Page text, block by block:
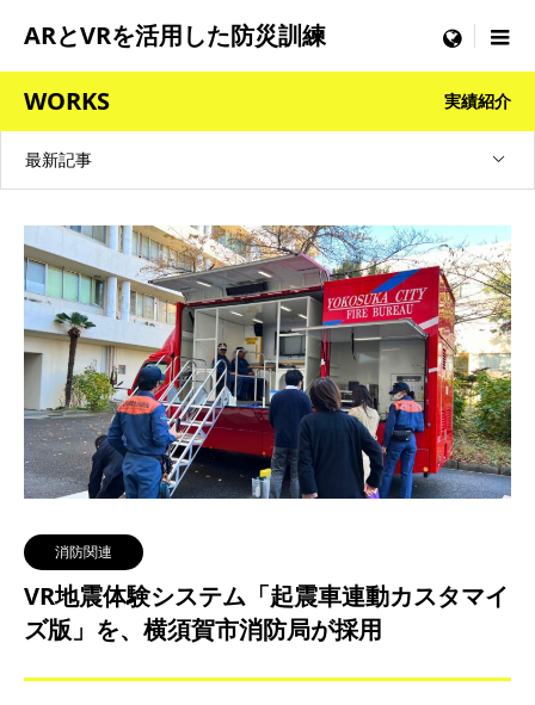
ARとVRを活用した防災訓練 menu
WORKS 実績紹介
最新記事
消防関連
VR地震体験システム「起震車連動カスタマイ
ズ版」を、横須賀市消防局が採用